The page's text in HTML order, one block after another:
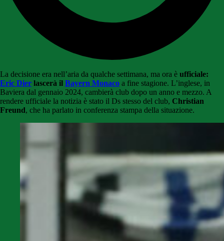
La decisione era nell’aria da qualche settimana, ma ora è ufficiale:
Eric Dier lascerà il Bayern Monaco a fine stagione. L’inglese, in
Baviera dal gennaio 2024, cambierà club dopo un anno e mezzo. A
rendere ufficiale la notizia è stato il Ds stesso del club, Christian
Freund, che ha parlato in conferenza stampa della situazione.